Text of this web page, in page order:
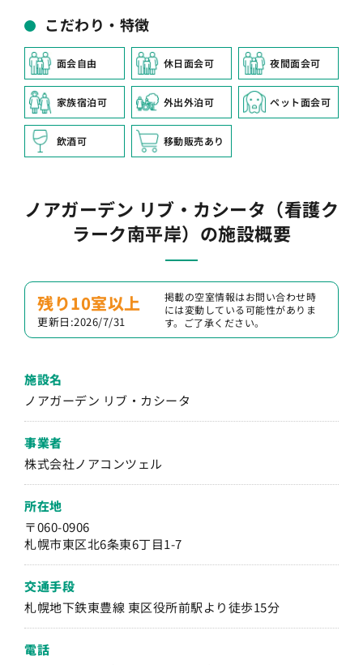
こだわり・特徴
面会自由 休日面会可 夜間面会可
家族宿泊可 外出外泊可 ペット面会可
飲酒可 移動販売あり
ノアガーデン リブ・カシータ（看護ク
ラーク南平岸）の施設概要
残り10室以上
更新日:2026/7/31
掲載の空室情報はお問い合わせ時
には変動している可能性がありま
す。ご了承ください。
施設名
ノアガーデン リブ・カシータ
事業者
株式会社ノアコンツェル
所在地
〒060-0906
札幌市東区北6条東6丁目1-7
交通手段
札幌地下鉄東豊線 東区役所前駅より徒歩15分
電話